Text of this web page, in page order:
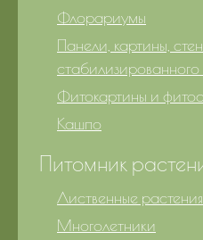
Флорариумы
Панели, картины,
Фитокартины и
Кашпо
Питомник
Лиственные растения
Многолетники